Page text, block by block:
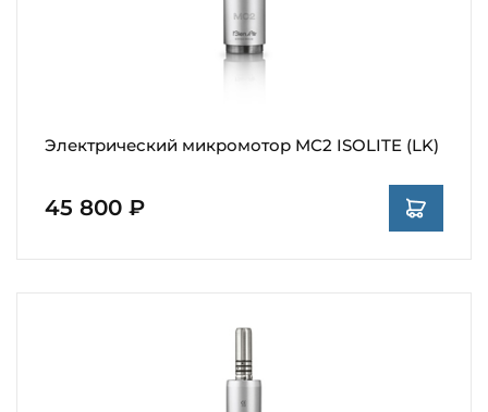
Электрический микромотор MC2 ISOLITE (LK)
45 800 ₽